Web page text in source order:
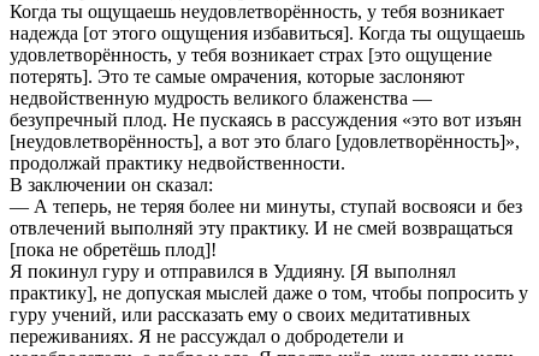
Когда ты ощущаешь неудовлетворённость, у тебя возникает
надежда [от этого ощущения избавиться]. Когда ты ощущаешь
удовлетворённость, у тебя возникает страх [это ощущение
потерять]. Это те самые омрачения, которые заслоняют
недвойственную мудрость великого блаженства —
безупречный плод. Не пускаясь в рассуждения «это вот изъян
[неудовлетворённость], а вот это благо [удовлетворённость]»,
продолжай практику недвойственности.
В заключении он сказал:
— А теперь, не теряя более ни минуты, ступай восвояси и без
отвлечений выполняй эту практику. И не смей возвращаться
[пока не обретёшь плод]!
Я покинул гуру и отправился в Уддияну. [Я выполнял
практику], не допуская мыслей даже о том, чтобы попросить у
гуру учений, или рассказать ему о своих медитативных
переживаниях. Я не рассуждал о добродетели и